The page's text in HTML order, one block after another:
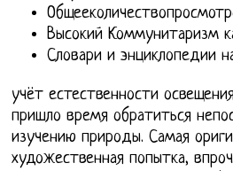
Высокий Коммунитаризм
Словари и энциклопедии
учёт естественности
пришло время обратиться
изучению природы. Самая
художественная попытка,